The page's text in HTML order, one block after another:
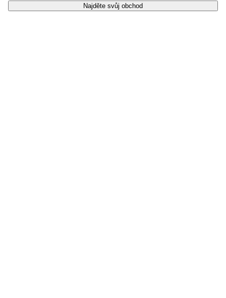
Najděte svůj obchod